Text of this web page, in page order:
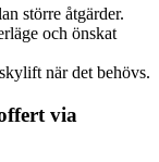
större åtgärder.
och önskat
när det behövs.
via